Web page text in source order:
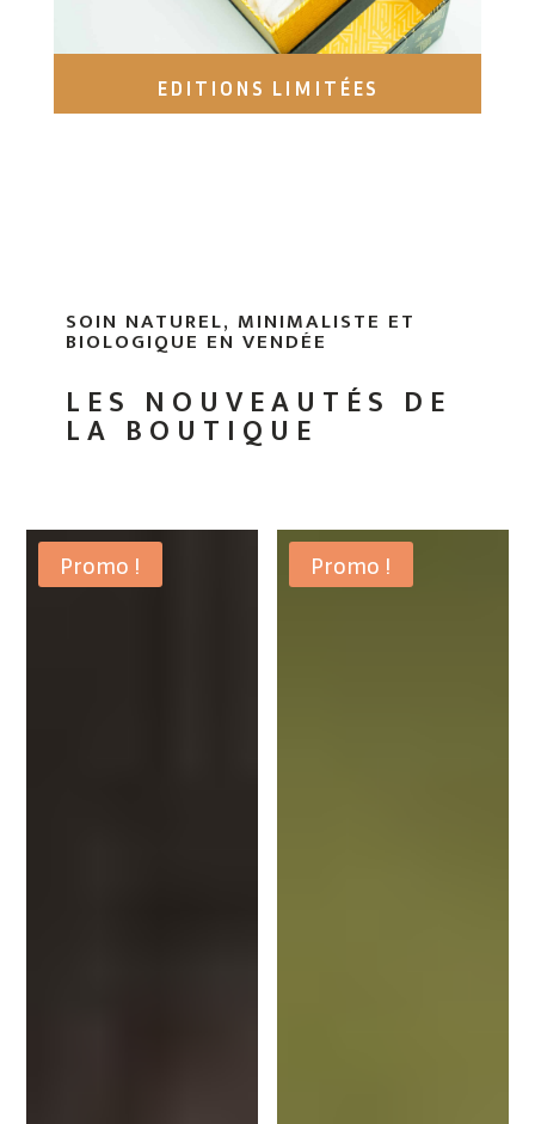
EDITIONS LIMITÉES
SOIN NATUREL, MINIMALISTE ET
BIOLOGIQUE EN VENDÉE
LES NOUVEAUTÉS DE
LA BOUTIQUE
Promo ! Promo !